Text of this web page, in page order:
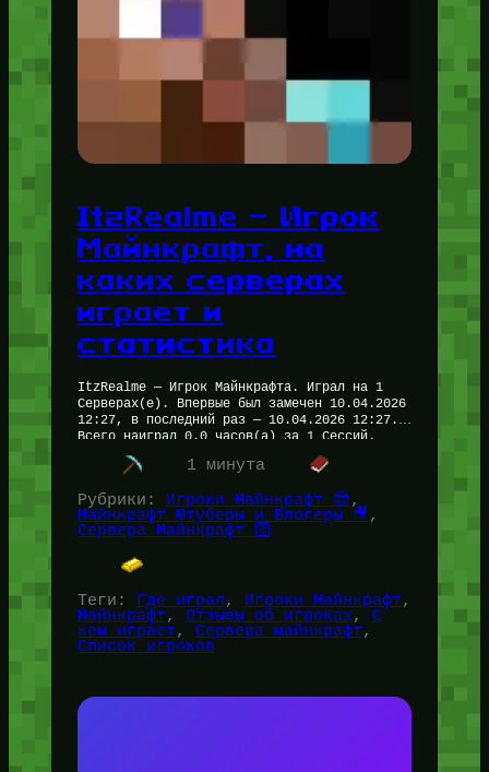
ItzRealme — Игрок
Майнкрафт, на
каких серверах
играет и
статистика
ItzRealme — Игрок Майнкрафта. Играл на 1
Серверах(е). Впервые был замечен 10.04.2026
12:27, в последний раз — 10.04.2026 12:27.
Всего наиграл 0.0 часов(а) за 1 Сессий.
Рейтинг — 0.0/5 На…
1 минута
Рубрики: Игроки Майнкрафт 😎
Майнкрафт Ютуберы и Блогеры 🎥
Сервера Майнкрафт 🛜
Теги: Где играл, Игроки Майнкрафт
Майнкрафт, Отзывы об игроках, С
кем играет, Сервера майнкрафт
Список игроков